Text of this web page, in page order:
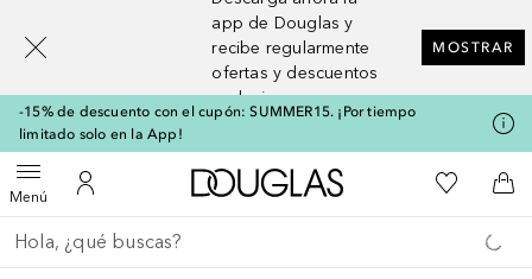
app de Douglas y
recibe regularmente
ofertas y descuentos
exclusivos
MOSTRAR
-15% de descuento con el cupón: SUMMER15. ¡Por tiempo
limitado solo en la App!
MenúAbrir menúMi cuenta
A Douglas HomeMi lista de
A
Regresar
Ejecutar búsqueda
[navigation.slideout.screenreader]